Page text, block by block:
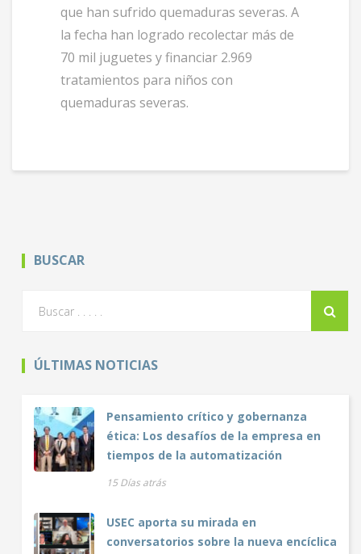
que han sufrido quemaduras severas. A
la fecha han logrado recolectar más de
70 mil juguetes y financiar 2.969
tratamientos para niños con
quemaduras severas.
BUSCAR
ÚLTIMAS NOTICIAS
Pensamiento crítico y gobernanza
ética: Los desafíos de la empresa en
tiempos de la automatización
15 Días atrás
USEC aporta su mirada en
conversatorios sobre la nueva encíclica